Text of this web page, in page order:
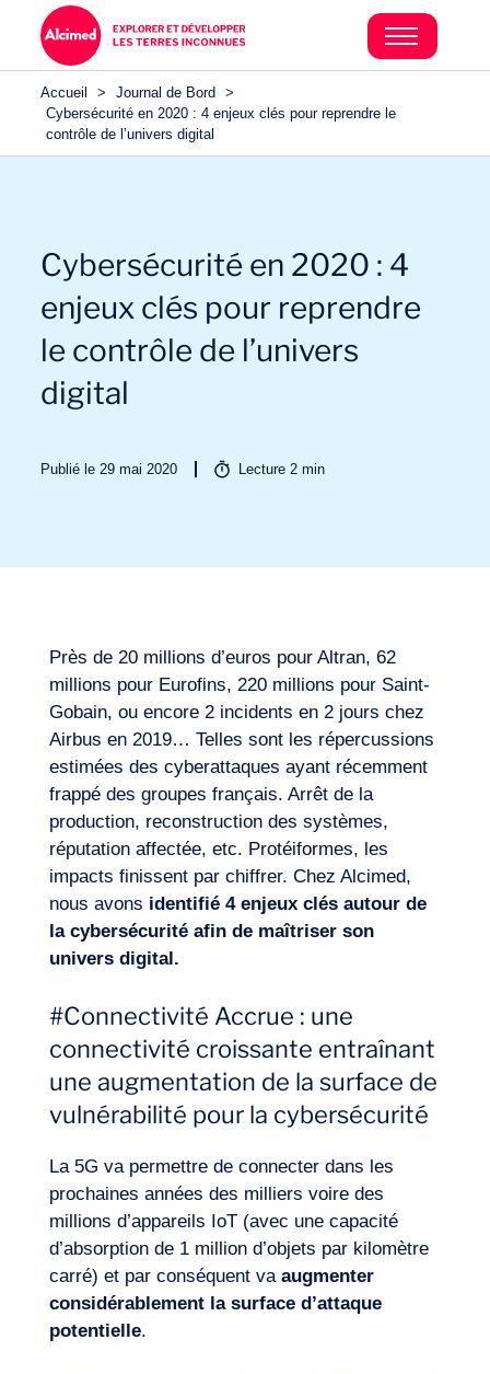
Missions
Expertises
Accueil > Journal de Bord
>
Cybersécurité en 2020 : 4 enjeux clés pour reprendre le
contrôle de l’univers digital
Cybersécurité en 2020 : 4
enjeux clés pour reprendre
le contrôle de l’univers
digital
Publié le 29 mai 2020 Lecture2 min
Près de 20 millions d’euros pour Altran, 62
millions pour Eurofins, 220 millions pour Saint-
Gobain, ou encore 2 incidents en 2 jours chez
Airbus en 2019… Telles sont les répercussions
estimées des cyberattaques ayant récemment
frappé des groupes français. Arrêt de la
production, reconstruction des systèmes,
réputation affectée, etc. Protéiformes, les
impacts finissent par chiffrer. Chez Alcimed,
nous avons identifié 4 enjeux clés autour de
la cybersécurité afin de maîtriser son
univers digital.
#Connectivité Accrue : une
connectivité croissante entraînant
une augmentation de la surface de
vulnérabilité pour la cybersécurité
La 5G va permettre de connecter dans les
prochaines années des milliers voire des
millions d’appareils IoT (avec une capacité
d’absorption de 1 million d’objets par kilomètre
carré) et par conséquent va augmenter
considérablement la surface d’attaque
potentielle.